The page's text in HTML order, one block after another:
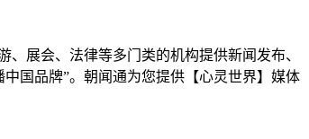
展会、法律等多门类的机构提供新闻发布、
国品牌”。朝闻通为您提供【心灵世界】媒体